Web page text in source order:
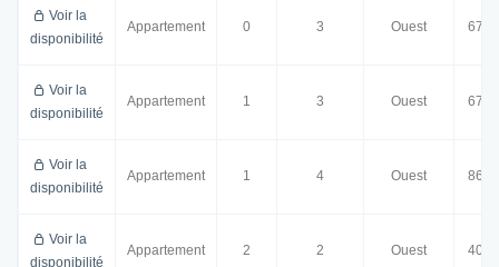
Voir la
disponibilité
Appartement 0 3 Ouest 67.0
Voir la
disponibilité
Appartement 1 3 Ouest 67.0
Voir la
disponibilité
Appartement 1 4 Ouest 86.0
Voir la
disponibilité
Appartement 2 2 Ouest 40.5